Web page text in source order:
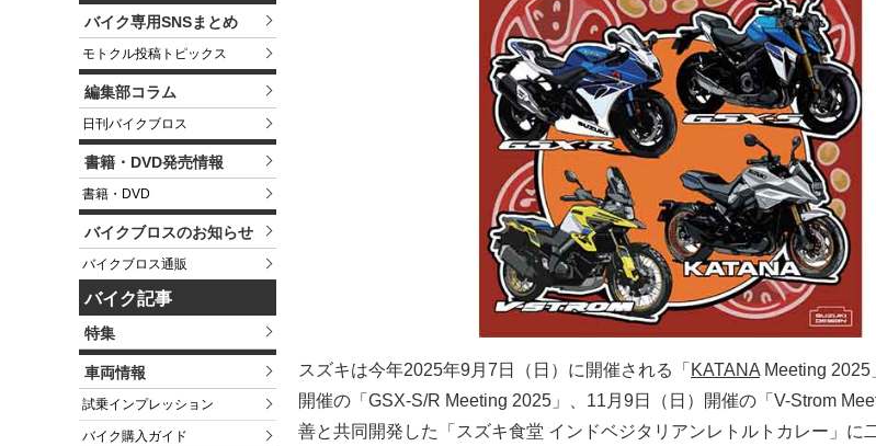
バイク専用SNSまとめ
モトクル投稿トピックス
編集部コラム
日刊バイクブロス
書籍・DVD発売情報
書籍・DVD
バイクブロスのお知らせ
バイクブロス通販
バイク記事
特集
車両情報
試乗インプレッション
バイク購入ガイド
スズキは今年2025年9月7日（日）に開催される「 KATANA Meeting 2025
開催の「GSX-S/R Meeting 2025」、11月9日（日）開催の「V-Strom
善と共同開発した「スズキ食堂 インドベジタリアンレトルトカレー」に